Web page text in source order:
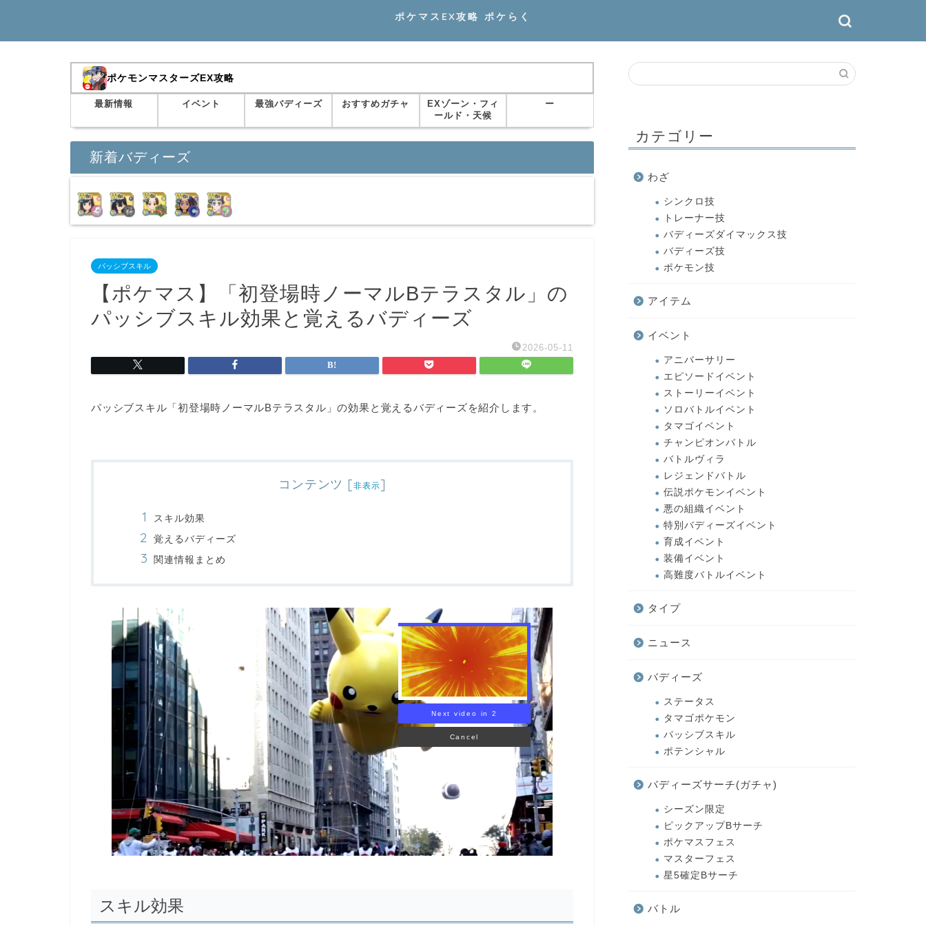
ポケマスEX攻略 ポケらく
ポケモンマスターズEX攻略
最新情報 イベント 最強バディーズ おすすめガチャ
EXゾーン・フィ
ールド・天候
ー
新着バディーズ
パッシブスキル
【ポケマス】「初登場時ノーマルBテラスタル」の
パッシブスキル効果と覚えるバディーズ
2026-05-11
パッシブスキル「初登場時ノーマルBテラスタル」の効果と覚えるバディーズを紹介します。
コンテンツ [非表示]
スキル効果
覚えるバディーズ
関連情報まとめ
Next video in 1
Cancel
スキル効果
カテゴリー
わざ
シンクロ技
トレーナー技
バディーズダイマックス技
バディーズ技
ポケモン技
アイテム
イベント
アニバーサリー
エピソードイベント
ストーリーイベント
ソロバトルイベント
タマゴイベント
チャンピオンバトル
バトルヴィラ
レジェンドバトル
伝説ポケモンイベント
悪の組織イベント
特別バディーズイベント
育成イベント
装備イベント
高難度バトルイベント
タイプ
ニュース
バディーズ
ステータス
タマゴポケモン
パッシブスキル
ポテンシャル
バディーズサーチ(ガチャ)
シーズン限定
ピックアップBサーチ
ポケマスフェス
マスターフェス
星5確定Bサーチ
バトル